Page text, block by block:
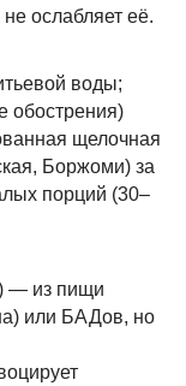
ослабляет её.
воды;
обострения)
щелочная
Боржоми) за
порций (30–
— из пищи
или БАДов, но